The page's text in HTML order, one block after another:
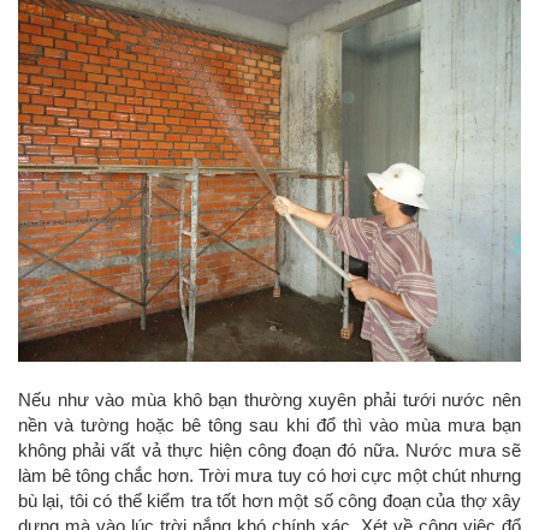
Nếu như vào mùa khô bạn thường xuyên phải tưới nước nên
nền và tường hoặc bê tông sau khi đổ thì vào mùa mưa bạn
không phải vất vả thực hiện công đoạn đó nữa. Nước mưa sẽ
làm bê tông chắc hơn. Trời mưa tuy có hơi cực một chút nhưng
bù lại, tôi có thể kiểm tra tốt hơn một số công đoạn của thợ xây
dựng mà vào lúc trời nắng khó chính xác. Xét về công việc đổ